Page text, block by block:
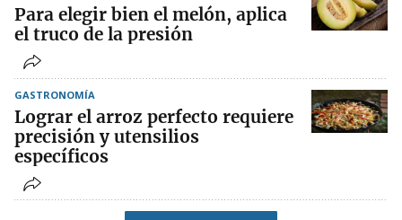
Para elegir bien el melón, aplica
el truco de la presión
GASTRONOMÍA
Lograr el arroz perfecto requiere
precisión y utensilios
específicos